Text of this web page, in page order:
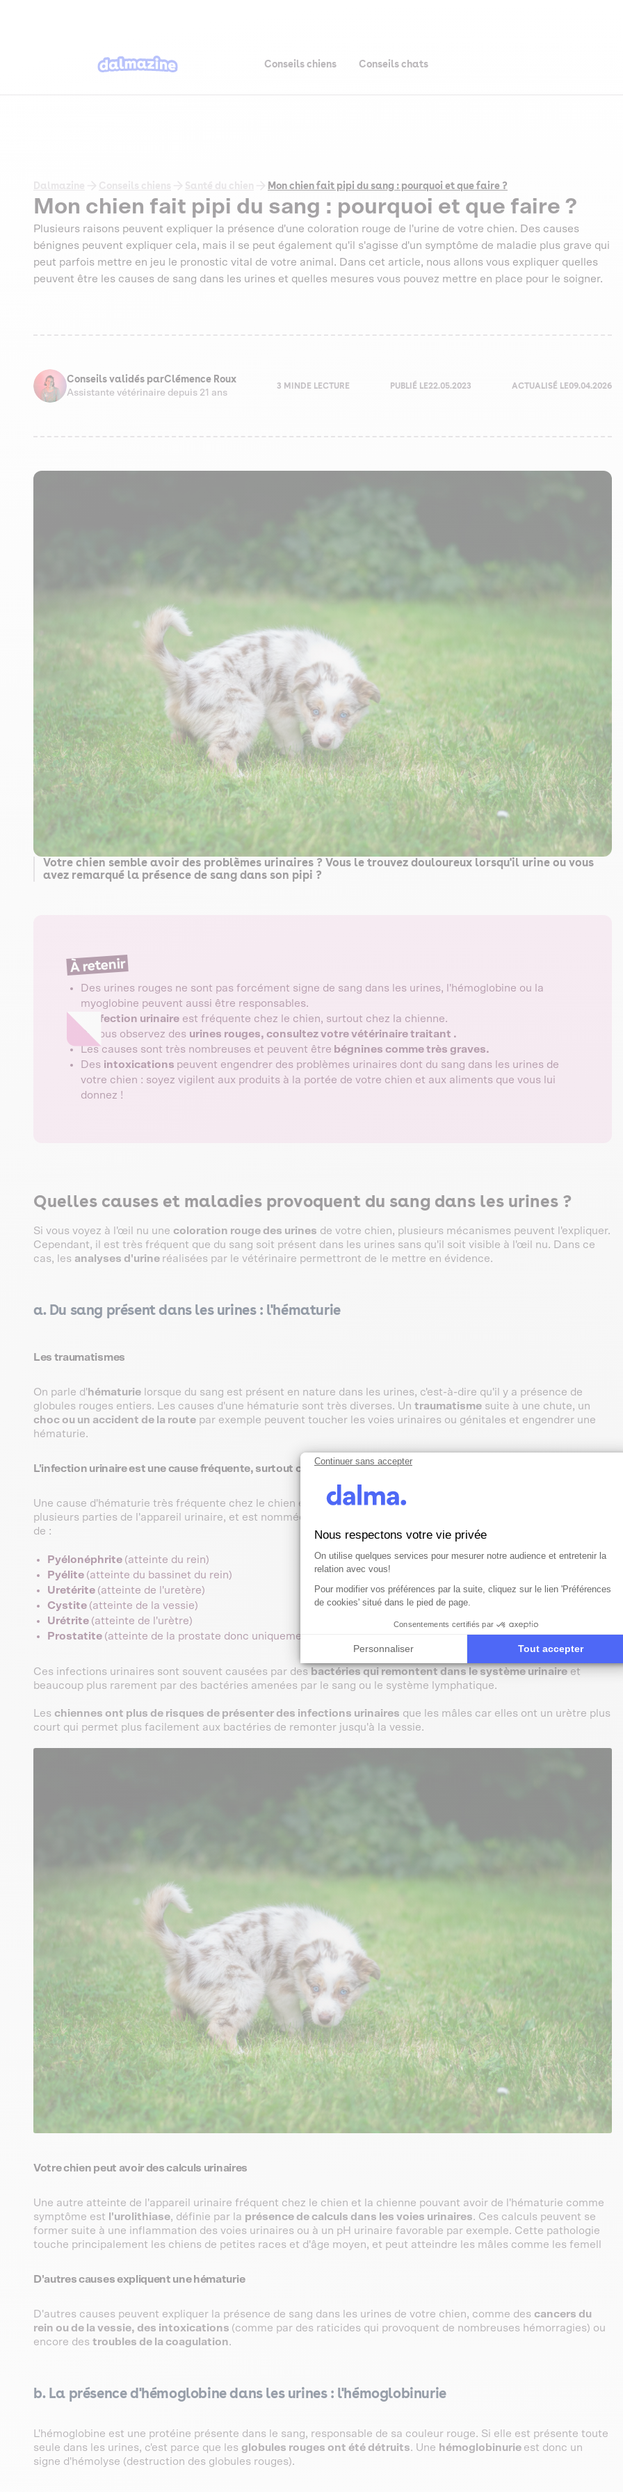
Conseils chiens Conseils chats
Dalmazine Conseils chiens Santé du chien Mon chien fait pipi du sang : pourquoi et que faire ?
Mon chien fait pipi du sang : pourquoi et que faire ?
Plusieurs raisons peuvent expliquer la présence d'une coloration rouge de l'urine de votre chien. Des causes
bénignes peuvent expliquer cela, mais il se peut également qu'il s'agisse d'un symptôme de maladie plus grave qui
peut parfois mettre en jeu le pronostic vital de votre animal. Dans cet article, nous allons vous expliquer quelles
peuvent être les causes de sang dans les urines et quelles mesures vous pouvez mettre en place pour le soigner.
Conseils validés parClémence Roux
Assistante vétérinaire depuis 21 ans
3 MIN DE LECTURE PUBLIÉ LE22.05.2023 ACTUALISÉ LE09.04.2026
Votre chien semble avoir des problèmes urinaires ? Vous le trouvez douloureux lorsqu'il urine ou vous
avez remarqué la présence de sang dans son pipi ?
À retenir
Des urines rouges ne sont pas forcément signe de sang dans les urines, l'hémoglobine ou la
myoglobine peuvent aussi être responsables.
'infection urinaire est fréquente chez le chien, surtout chez la chienne.
Si vous observez des urines rouges, consultez votre vétérinaire traitant .
Les causes sont très nombreuses et peuvent être bégnines comme très graves.
Des intoxications peuvent engendrer des problèmes urinaires dont du sang dans les urines de
votre chien : soyez vigilent aux produits à la portée de votre chien et aux aliments que vous lui
donnez !
Quelles causes et maladies provoquent du sang dans les urines ?
Si vous voyez à l'œil nu une coloration rouge des urines de votre chien, plusieurs mécanismes peuvent l'expliquer.
Cependant, il est très fréquent que du sang soit présent dans les urines sans qu'il soit visible à l'œil nu. Dans ce
cas, les analyses d'urine réalisées par le vétérinaire permettront de le mettre en évidence.
a. Du sang présent dans les urines : l'hématurie
Les traumatismes
On parle d'hématurie lorsque du sang est présent en nature dans les urines, c'est-à-dire qu'il y a présence de
globules rouges entiers. Les causes d'une hématurie sont très diverses. Un traumatisme suite à une chute, un
choc ou un accident de la route par exemple peuvent toucher les voies urinaires ou génitales et engendrer une
hématurie.
L'infection urinaire est une cause fréquente, surtout chez la chienne
Une cause d'hématurie très fréquente chez le chien est l' infection urinaire
plusieurs parties de l'appareil urinaire, et est nommée différemment en fonction de l'organe atteint. On peut parler
de :
Pyélonéphrite (atteinte du rein)
Pyélite (atteinte du bassinet du rein)
Uretérite (atteinte de l'uretère)
Cystite (atteinte de la vessie)
Urétrite (atteinte de l'urètre)
Prostatite (atteinte de la prostate donc uniquement chez les mâles).
Ces infections urinaires sont souvent causées par des bactéries qui remontent dans le système urinaireet
beaucoup plus rarement par des bactéries amenées par le sang ou le système lymphatique.
Les chiennes ont plus de risques de présenter des infections urinaires que les mâles car elles ont un urètre plus
court qui permet plus facilement aux bactéries de remonter jusqu'à la vessie.
Votre chien peut avoir des calculs urinaires
Une autre atteinte de l'appareil urinaire fréquent chez le chien et la chienne pouvant avoir de l'hématurie comme
symptôme est
l'urolithiase, définie par la présence de calculs dans les voies urinaires. Ces calculs peuvent se
former suite à une inflammation des voies urinaires ou à un pH urinaire favorable par exemple. Cette pathologie
touche principalement les chiens de petites races et d'âge moyen, et peut atteindre les mâles comme les femell
D'autres causes expliquent une hématurie
D'autres causes peuvent expliquer la présence de sang dans les urines de votre chien, comme des cancers du
rein ou de la vessie, des intoxications (comme par des raticides qui provoquent de nombreuses hémorragies) ou
encore des troubles de la coagulation.
b. La présence d'hémoglobine dans les urines : l'hémoglobinurie
L'hémoglobine est une protéine présente dans le sang, responsable de sa couleur rouge. Si elle est présente toute
seule dans les urines, c'est parce que les globules rouges ont été détruits. Une hémoglobinurie est donc un
signe d'hémolyse (destruction des globules rouges).
Continuer sans accepter
Nous respectons votre vie privée
Plateforme de Gestion du
On utilise quelques services pour mesurer notre audience et entretenir la
relation avec vous!
Pour modifier vos préférences par la suite, cliquez sur le lien 'Préférences
de cookies' situé dans le pied de page.
Consentements certifiés par
Personnaliser Tout accepter